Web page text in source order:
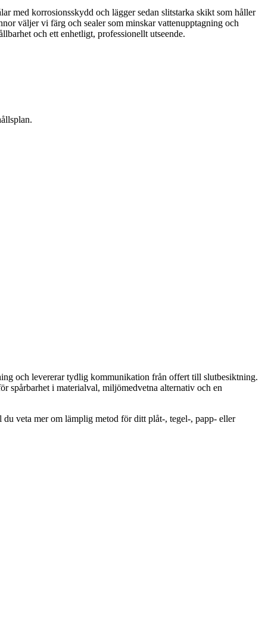
med korrosionsskydd och lägger sedan slitstarka skikt som håller
väljer vi färg och sealer som minskar vattenupptagning och
och ett enhetligt, professionellt utseende.
och levererar tydlig kommunikation från offert till slutbesiktning.
spårbarhet i materialval, miljömedvetna alternativ och en
veta mer om lämplig metod för ditt plåt-, tegel-, papp- eller